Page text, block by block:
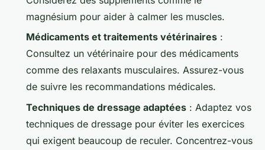
magnésium pour aider à calmer les muscles.
Médicaments et traitements vétérinaires :
Consultez un vétérinaire pour des médicaments
comme des relaxants musculaires. Assurez-vous
de suivre les recommandations médicales.
Techniques de dressage adaptées : Adaptez vos
techniques de dressage pour éviter les exercices
qui exigent beaucoup de reculer. Concentrez-vous